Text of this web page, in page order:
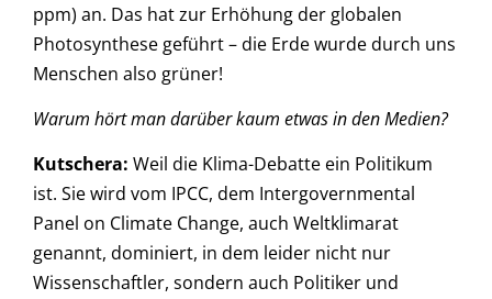
ppm) an. Das hat zur Erhöhung der globalen
Photosynthese geführt – die Erde wurde durch uns
Menschen also grüner!
Warum hört man darüber kaum etwas in den Medien?
Kutschera: Weil die Klima-Debatte ein Politikum
ist. Sie wird vom IPCC, dem Intergovernmental
Panel on Climate Change, auch Weltklimarat
genannt, dominiert, in dem leider nicht nur
Wissenschaftler, sondern auch Politiker und